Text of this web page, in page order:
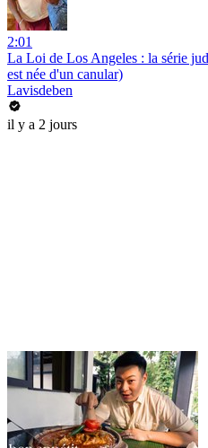
2:01
La Loi de Los Angeles : la série
est née d'un canular)
Lavisdeben
il y a 2 jours